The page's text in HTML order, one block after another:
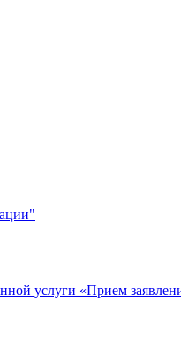
услуги «Прием